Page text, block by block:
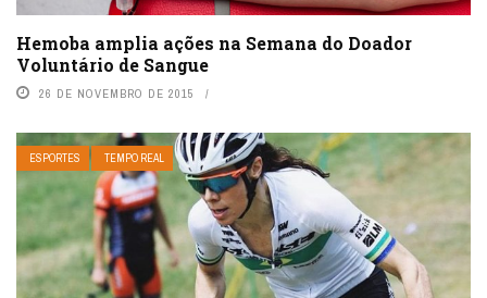
Hemoba amplia ações na Semana do Doador
Voluntário de Sangue
26 DE NOVEMBRO DE 2015
ESPORTES TEMPO REAL